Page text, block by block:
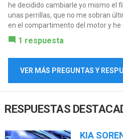
he decidido cambiarle yo mismo el
unas perrillas, que no me sobran
en el compartimento del motor y he
1 respuesta
VER MÁS PREGUNTAS Y
RESPUESTAS
KIA